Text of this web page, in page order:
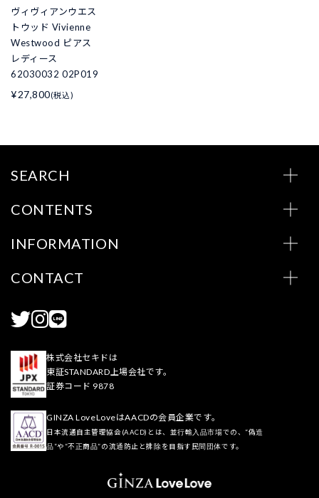
ヴィヴィアンウエス
トウッド Vivienne
Westwood ピアス
レディース
62030032 02P019
¥27,800(税込)
SEARCH
CONTENTS
INFORMATION
CONTACT
株式会社セキドは
東証STANDARD上場会社です。
証券コード 9878
GINZA LoveLoveはAACDの会員企業です。
日本流通自主管理協会(AACD)とは、並行輸入品市場での、“偽造
品”や“不正商品”の流通防止と排除を目指す民間団体です。